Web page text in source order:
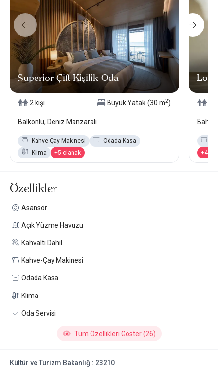
Superior Çift Kişilik Oda
2 kişi Büyük Yatak (30 m2)
Balkonlu, Deniz Manzaralı
Kahve-Çay Makinesi
Odada Kasa
Klima
+5 olanak
Loft
+4
Özellikler
Asansör
Açık Yüzme Havuzu
Kahvaltı Dahil
Kahve-Çay Makinesi
Odada Kasa
Klima
Oda Servisi
Tüm Özellikleri Göster (26)
Kültür ve Turizm Bakanlığı: 23210